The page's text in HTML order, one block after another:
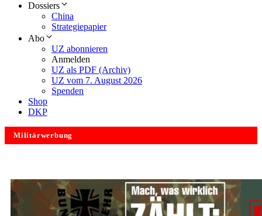
Dossiers
China
Strategiepapier
Abo
UZ abonnieren
Anmelden
UZ als PDF (Archiv)
UZ vom 7. August 2026
Spenden
Shop
DKP
Militärwerbung